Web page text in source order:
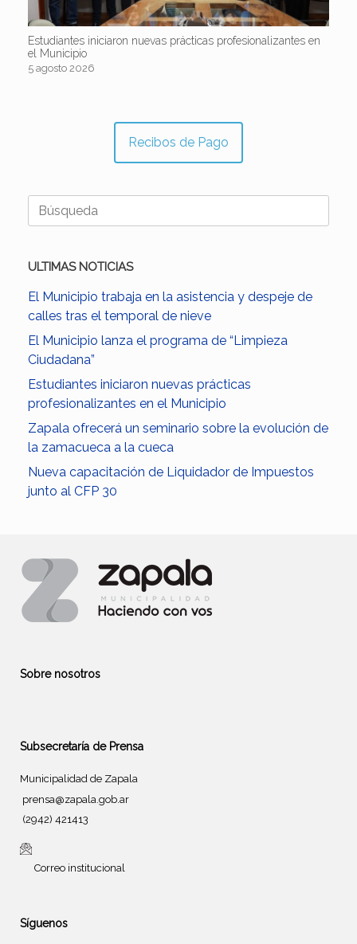
Estudiantes iniciaron nuevas prácticas profesionalizantes en
el Municipio
5 agosto 2026
Recibos de Pago
Buscar:
ULTIMAS NOTICIAS
El Municipio trabaja en la asistencia y despeje de
calles tras el temporal de nieve
El Municipio lanza el programa de “Limpieza
Ciudadana”
Estudiantes iniciaron nuevas prácticas
profesionalizantes en el Municipio
Zapala ofrecerá un seminario sobre la evolución de
la zamacueca a la cueca
Nueva capacitación de Liquidador de Impuestos
junto al CFP 30
Sobre nosotros
Subsecretaría de Prensa
Municipalidad de Zapala
prensa@zapala.gob.ar
(2942) 421413
Correo institucional
Síguenos